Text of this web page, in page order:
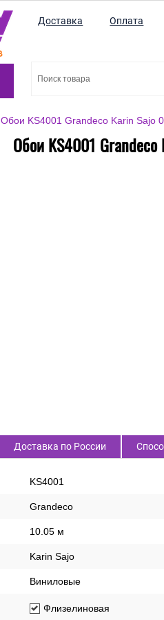
Доставка Оплата
Обои KS4001 Grandeco Karin Sajo
Обои KS4001
Доставка по России
KS4001
Grandeco
10.05 м
Karin Sajo
Виниловые
Флизелиновая